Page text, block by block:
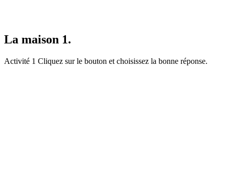
La maison 1.
Activité 1 Cliquez sur le bouton et choisissez la bonne réponse.